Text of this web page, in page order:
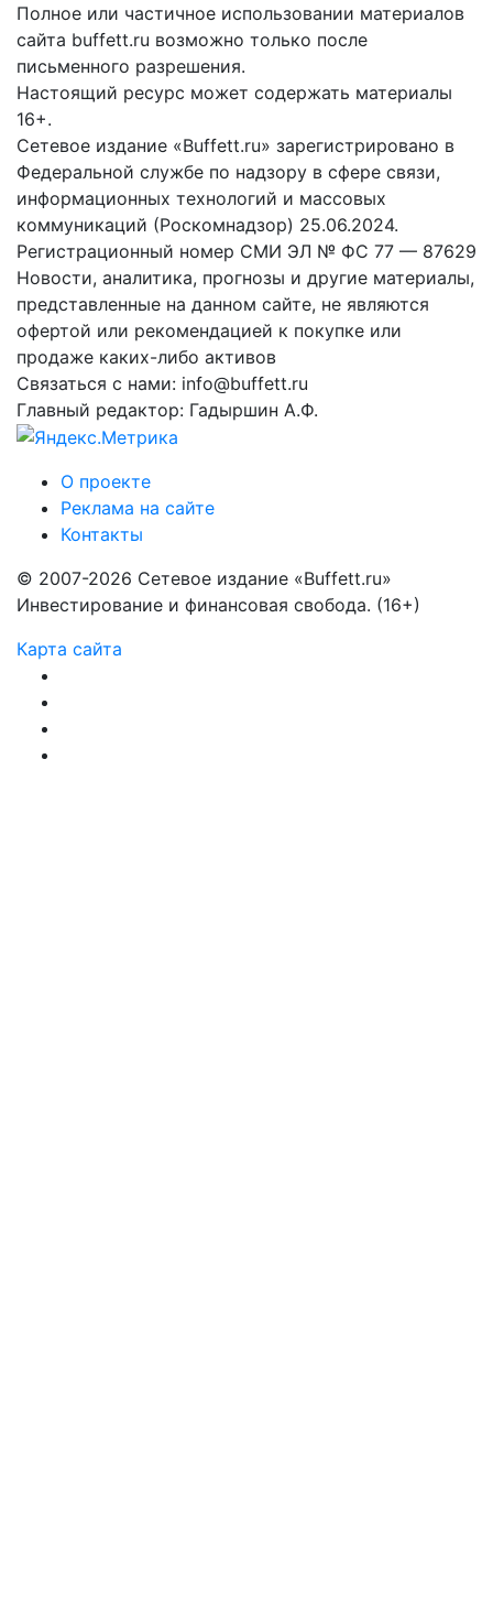
Полное или частичное использовании материалов
сайта buffett.ru возможно только после
письменного разрешения.
Настоящий ресурс может содержать материалы
16+.
Сетевое издание «Buffett.ru» зарегистрировано в
Федеральной службе по надзору в сфере связи,
информационных технологий и массовых
коммуникаций (Роскомнадзор) 25.06.2024.
Регистрационный номер СМИ ЭЛ № ФС 77 — 87629
Новости, аналитика, прогнозы и другие материалы,
представленные на данном сайте, не являются
офертой или рекомендацией к покупке или
продаже каких-либо активов
Связаться с нами: info@buffett.ru
Главный редактор: Гадыршин А.Ф.
О проекте
Реклама на сайте
Контакты
© 2007-2026 Сетевое издание «Buffett.ru»
Инвестирование и финансовая свобода. (16+)
Карта сайта